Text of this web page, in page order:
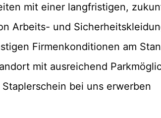
mit einer langfristigen,
Arbeits- und
Firmenkonditionen am
mit ausreichend
bei uns erwerben